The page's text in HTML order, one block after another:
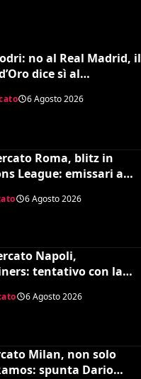
no al Real Madrid, il
dice sì al
per 50 milioni
6 Agosto 2026
Roma, blitz in
League: emissari a
6 Agosto 2026
Napoli,
tentativo con la
6 Agosto 2026
Milan, non solo
spunta Dario